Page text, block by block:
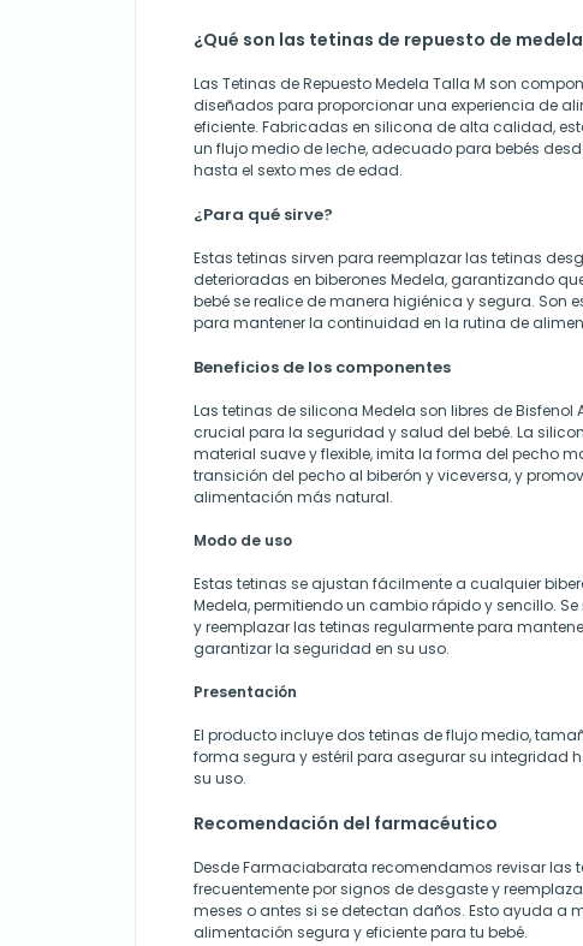
¿Qué son las tetinas de repuesto de
Las Tetinas de Repuesto Medela Talla M son
diseñados para proporcionar una experiencia de
eficiente. Fabricadas en silicona de alta calidad,
un flujo medio de leche, adecuado para bebés
hasta el sexto mes de edad.
¿Para qué sirve?
Estas tetinas sirven para reemplazar las tetinas
deterioradas en biberones Medela, garantizando
bebé se realice de manera higiénica y segura. Son
para mantener la continuidad en la rutina de
Beneficios de los componentes
Las tetinas de silicona Medela son libres de
crucial para la seguridad y salud del bebé. La
material suave y flexible, imita la forma del pecho
transición del pecho al biberón y viceversa, y
alimentación más natural.
Modo de uso
Estas tetinas se ajustan fácilmente a cualquier
Medela, permitiendo un cambio rápido y sencillo.
y reemplazar las tetinas regularmente para
garantizar la seguridad en su uso.
Presentación
El producto incluye dos tetinas de flujo medio,
forma segura y estéril para asegurar su integridad
su uso.
Recomendación del farmacéutico
Desde Farmaciabarata recomendamos revisar las
frecuentemente por signos de desgaste y
meses o antes si se detectan daños. Esto ayuda a
alimentación segura y eficiente para tu bebé.